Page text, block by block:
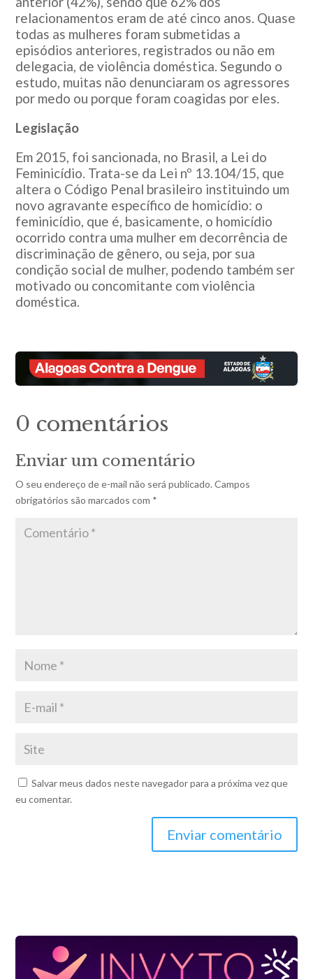
relacionamentos eram de até cinco anos. Quase
todas as mulheres foram submetidas a
episódios anteriores, registrados ou não em
delegacia, de violência doméstica. Segundo o
estudo, muitas não denunciaram os agressores
por medo ou porque foram coagidas por eles.
Legislação
Em 2015, foi sancionada, no Brasil, a Lei do
Feminicídio. Trata-se da Lei nº 13.104/15, que
altera o Código Penal brasileiro instituindo um
novo agravante específico de homicídio: o
feminicídio, que é, basicamente, o homicídio
ocorrido contra uma mulher em decorrência de
discriminação de gênero, ou seja, por sua
condição social de mulher, podendo também ser
motivado ou concomitante com violência
doméstica.
0 comentários
Enviar um comentário
O seu endereço de e-mail não será publicado. Campos
obrigatórios são marcados com *
Salvar meus dados neste navegador para a próxima vez que
eu comentar.
Enviar comentário